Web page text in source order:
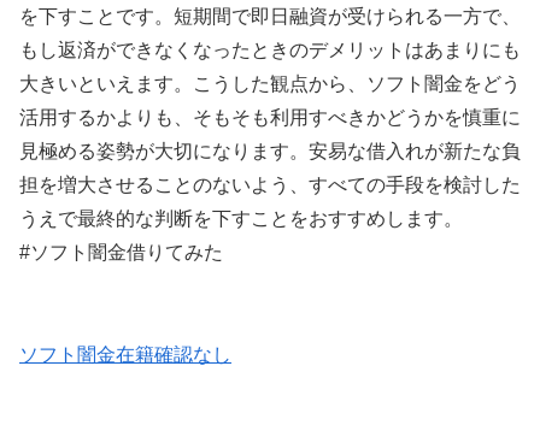
を下すことです。短期間で即日融資が受けられる一方で、
もし返済ができなくなったときのデメリットはあまりにも
大きいといえます。こうした観点から、ソフト闇金をどう
活用するかよりも、そもそも利用すべきかどうかを慎重に
見極める姿勢が大切になります。安易な借入れが新たな負
担を増大させることのないよう、すべての手段を検討した
うえで最終的な判断を下すことをおすすめします。
#ソフト闇金借りてみた
ソフト闇金在籍確認なし